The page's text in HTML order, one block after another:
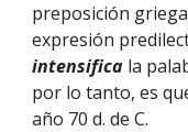
preposición
intensifica la
por lo tanto, es
año 70 d. de C.